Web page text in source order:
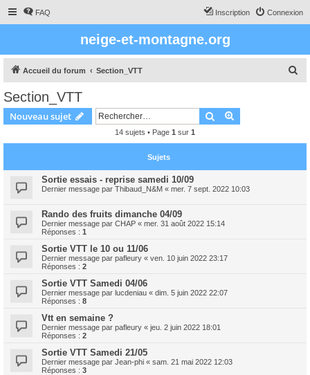
FAQ Connexion
Inscription
neige-et-montagne.org
Accueil du forum Section_VTT
c
Section_VTT
Nouveau sujet Rechercher
14 sujets • Page 1 sur 1
Sujets
Sortie essais - reprise samedi 10/09
Dernier message par Thibaud_N&M « mer. 7 sept. 2022 10:03
Rando des fruits dimanche 04/09
Dernier message par CHAP « mer. 31 août 2022 15:14
Réponses : 1
Sortie VTT le 10 ou 11/06
Dernier message par pafleury « ven. 10 juin 2022 23:17
Réponses : 2
Sortie VTT Samedi 04/06
Dernier message par lucdeniau « dim. 5 juin 2022 22:07
Réponses : 8
Vtt en semaine ?
Dernier message par pafleury « jeu. 2 juin 2022 18:01
Réponses : 2
Sortie VTT Samedi 21/05
Dernier message par Jean-phi « sam. 21 mai 2022 12:03
Réponses : 3